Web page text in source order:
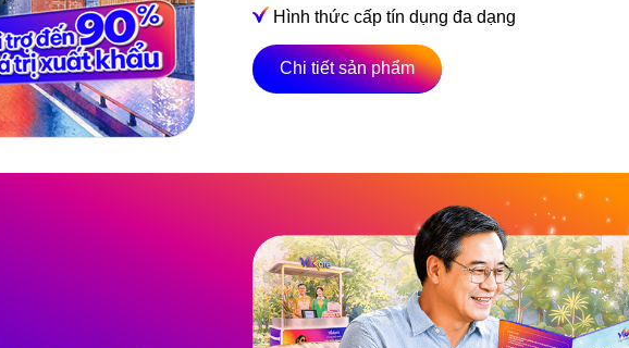
Hình thức cấp tín dụng đa dạng
Chi tiết sản phẩm